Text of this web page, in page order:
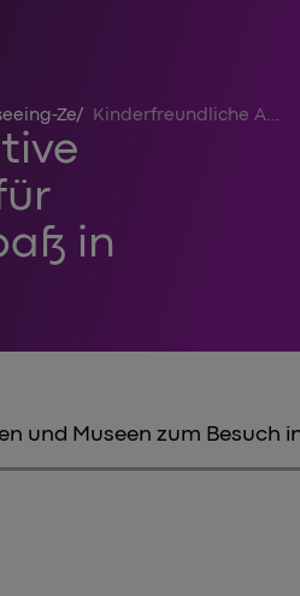
Zentrum
/ Kinderfreundliche Aktivitäten in London
in
und Museen zum Besuch